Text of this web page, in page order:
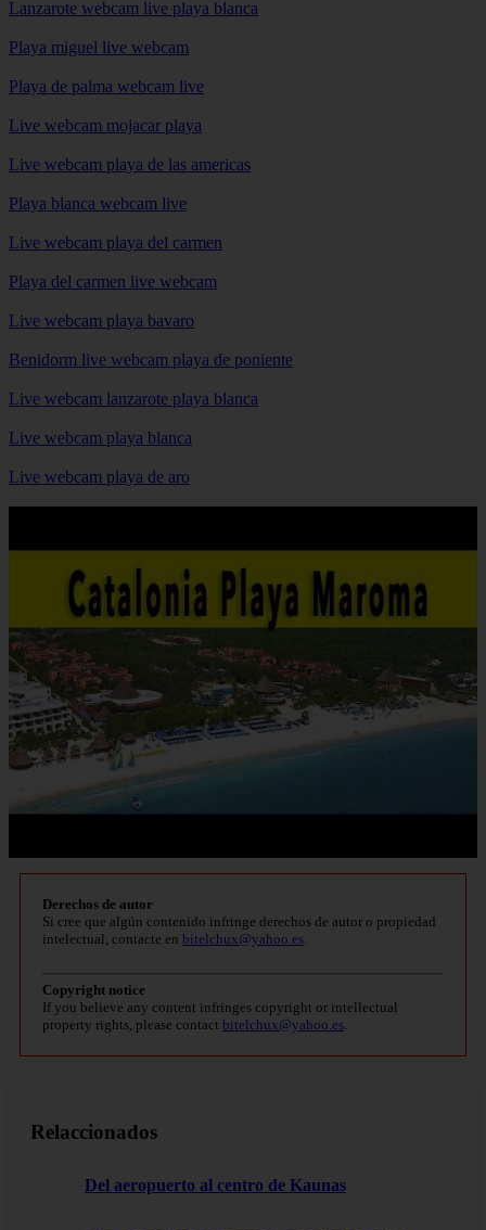
Lanzarote webcam live playa blanca
Playa miguel live webcam
Playa de palma webcam live
Live webcam mojacar playa
Live webcam playa de las americas
Playa blanca webcam live
Live webcam playa del carmen
Playa del carmen live webcam
Live webcam playa bavaro
Benidorm live webcam playa de poniente
Live webcam lanzarote playa blanca
Live webcam playa blanca
Live webcam playa de aro
Derechos de autor
Si cree que algún contenido infringe derechos de autor o propiedad
intelectual, contacte en bitelchux@yahoo.es.
Copyright notice
If you believe any content infringes copyright or intellectual
property rights, please contact bitelchux@yahoo.es.
Relaccionados
Del aeropuerto al centro de Kaunas